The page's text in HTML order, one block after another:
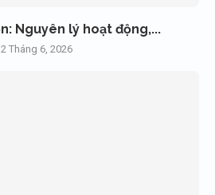
Nguyên lý hoạt động,...
2 Tháng 6, 2026